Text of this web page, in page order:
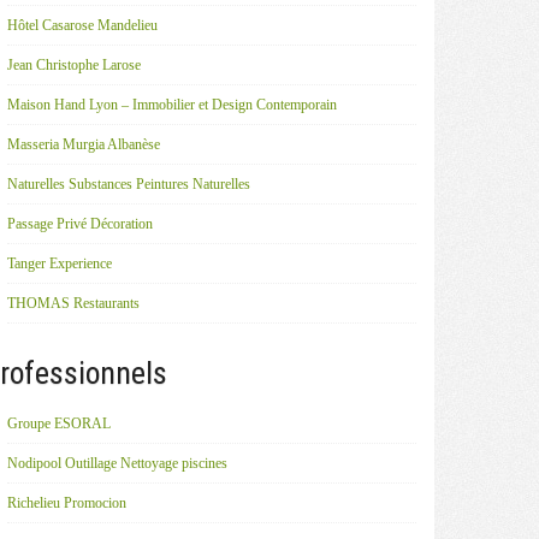
Hôtel Casarose Mandelieu
Jean Christophe Larose
Maison Hand Lyon – Immobilier et Design Contemporain
Masseria Murgia Albanèse
Naturelles Substances Peintures Naturelles
Passage Privé Décoration
Tanger Experience
THOMAS Restaurants
Groupe ESORAL
Nodipool Outillage Nettoyage piscines
Richelieu Promocion